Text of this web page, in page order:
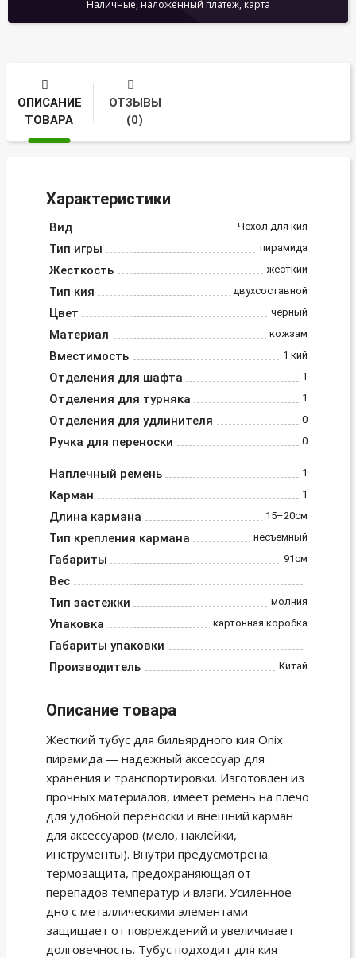
Наличные, наложенный платеж, карта
ОПИСАНИЕ
ТОВАРА
ОТЗЫВЫ
(0)
Характеристики
Вид Чехол для кия
Тип игры пирамида
Жесткость жесткий
Тип кия двухсоставной
Цвет черный
Материал кожзам
Вместимость 1 кий
Отделения для шафта 1
Отделения для турняка 1
Отделения для удлинителя 0
Ручка для переноски 0
Наплечный ремень 1
Карман 1
Длина кармана 15–20см
Тип крепления кармана несъемный
Габариты 91см
Вес
Тип застежки
молния
Упаковка картонная коробка
Габариты упаковки
Производитель
Китай
Описание товара
Жесткий тубус для бильярдного кия Onix
пирамида — надежный аксессуар для
хранения и транспортировки. Изготовлен из
прочных материалов, имеет ремень на плечо
для удобной переноски и внешний карман
для аксессуаров (мело, наклейки,
инструменты). Внутри предусмотрена
термозащита, предохраняющая от
перепадов температур и влаги. Усиленное
дно с металлическими элементами
защищает от повреждений и увеличивает
долговечность. Тубус подходит для кия